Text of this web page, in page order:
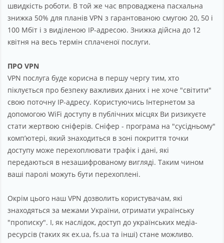
швидкість роботи. В той же час впроваджена пасхальна
знижка 50% для планів VPN з гарантованою смугою 20, 50 і
100 Мбіт і з виділеною IP-адресою. Знижка дійсна до 12
квітня на весь термін сплаченої послуги.
ПРO VPN
VPN послуга буде корисна в першу чергу тим, хто
піклується про безпеку важливих даних і не хоче "світити"
свою поточну IP-адресу. Користуючись Інтернетом за
допомогою WiFi доступу в публічних місцях Ви ризикуєте
стати жертвою сніферів. Сніфер - програма на "сусідньому"
комп’ютері, який знаходиться в зоні покриття точки
доступу може перехоплювати трафік і дані, які
передаються в незашифрованому вигляді. Таким чином
ваші паролі можуть бути перехоплені.
Окрім цього наш VPN дозволить користувачам, які
знаходяться за межами України, отримати українську
"прописку". І, як наслідок, доступ до українських медіа-
ресурсів (таких як ex.ua, fs.ua та інші) стане можливо.